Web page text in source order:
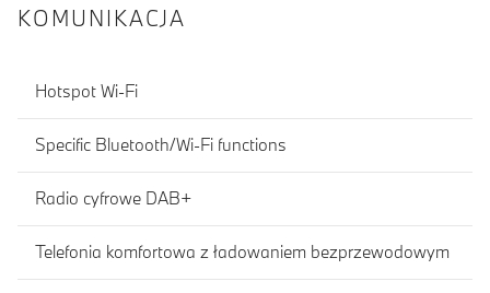
KOMUNIKACJA
Hotspot Wi-Fi
Specific Bluetooth/Wi-Fi functions
Radio cyfrowe DAB+
Telefonia komfortowa z ładowaniem bezprzewodowym